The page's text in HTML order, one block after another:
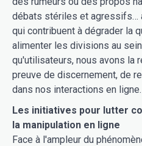
débats stériles et agressifs…
qui contribuent à dégrader la
alimenter les divisions au
qu'utilisateurs, nous avons la
preuve de discernement, de
dans nos interactions en ligne.
Les initiatives pour lutter
la manipulation en ligne
Face à l'ampleur du